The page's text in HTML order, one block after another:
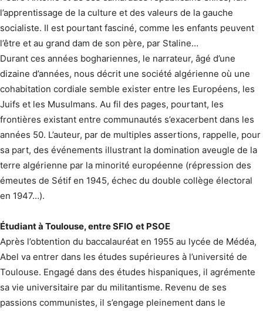
l’apprentissage de la culture et des valeurs de la gauche
socialiste. Il est pourtant fasciné, comme les enfants peuvent
l’être et au grand dam de son père, par Staline…
Durant ces années boghariennes, le narrateur, âgé d’une
dizaine d’années, nous décrit une société algérienne où une
cohabitation cordiale semble exister entre les Européens, les
Juifs et les Musulmans. Au fil des pages, pourtant, les
frontières existant entre communautés s’exacerbent dans les
années 50. L’auteur, par de multiples assertions, rappelle, pour
sa part, des événements illustrant la domination aveugle de la
terre algérienne par la minorité européenne (répression des
émeutes de Sétif en 1945, échec du double collège électoral
en 1947…).
Étudiant à Toulouse, entre SFIO et PSOE
Après l’obtention du baccalauréat en 1955 au lycée de Médéa,
Abel va entrer dans les études supérieures à l’université de
Toulouse. Engagé dans des études hispaniques, il agrémente
sa vie universitaire par du militantisme. Revenu de ses
passions communistes, il s’engage pleinement dans le